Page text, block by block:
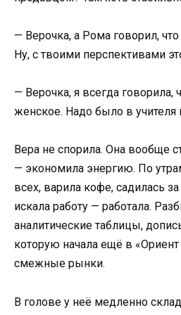
— Верочка, а Рома говорил,
Ну, с твоими перспективами
— Верочка, я всегда говорила,
женское. Надо было в учителя
Вера не спорила. Она вообще
— экономила энергию. По
всех, варила кофе, садилась
искала работу — работала.
аналитические таблицы,
которую начала ещё в «Ориент
смежные рынки.
В голове у неё медленно